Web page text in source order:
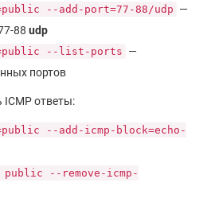
--add-port=77-88/udp —
88 udp
--list-ports
—
портов
ответы:
--add-icmp-block=echo-
--remove-icmp-